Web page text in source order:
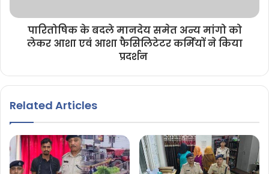
पारितोषिक के बदले मानदेय समेत अन्य मांगो को
लेकर आशा एवं आशा फैसिलिटेटर कर्मियों ने किया
प्रदर्शन
Related Articles